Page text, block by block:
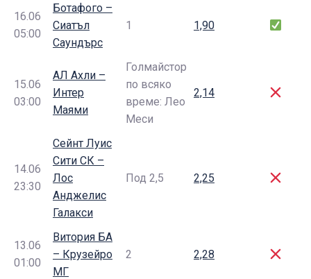
16.06
05:00
Ботафого –
Сиатъл
Саундърс
1 1,90
15.06
03:00
АЛ Ахли –
Интер
Маями
Голмайстор
по всяко
време: Лео
Меси
2,14
14.06
23:30
Сейнт Луис
Сити СК –
Лос
Анджелис
Галакси
Под 2,5 2,25
13.06
01:00
Витория БА
– Крузейро
МГ
2 2,28